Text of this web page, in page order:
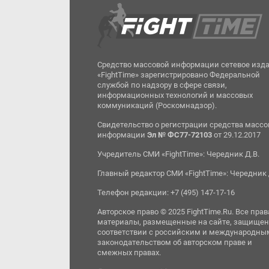
Средство массовой информации сетевое
«FightTime» зарегистрировано Федеральной
службой по надзору в сфере связи,
информационных технологий и массовых
коммуникаций (Роскомнадзор).
Свидетельство о регистрации средства
информацииЭл № ФС77-72103 от 29.12.2017
Учредитель СМИ «FightTime»: Чередник Д.В.
Главный редактор СМИ «FightTime»: Чередник
Телефон редакции: +7 (495) 147-17-16
Авторское право © 2025 FightTime.Ru. Все
материалы, размещенные на сайте,
соответствии с российским и
законодательством об авторском праве и
смежных правах.